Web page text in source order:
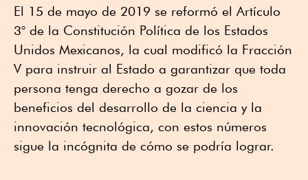
El 15 de mayo de 2019 se reformó el Artículo
3° de la Constitución Política de los Estados
Unidos Mexicanos, la cual modificó la Fracción
V para instruir al Estado a garantizar que toda
persona tenga derecho a gozar de los
beneficios del desarrollo de la ciencia y la
innovación tecnológica, con estos números
sigue la incógnita de cómo se podría lograr.